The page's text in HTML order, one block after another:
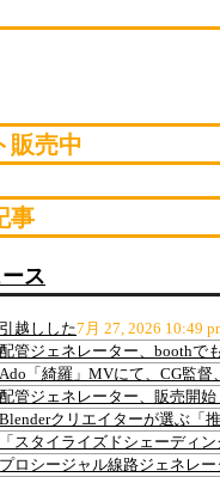
販売中
事
ス
引越しした7月 27, 2026 10:49
配管ジェネレーター、boothで
Ado「綺羅」MVにて、CG監督
配管ジェネレーター、販売開始
Blenderクリエイターが選ぶ「
「スタイライズドシェーディ
プロシージャル線路ジェネレ